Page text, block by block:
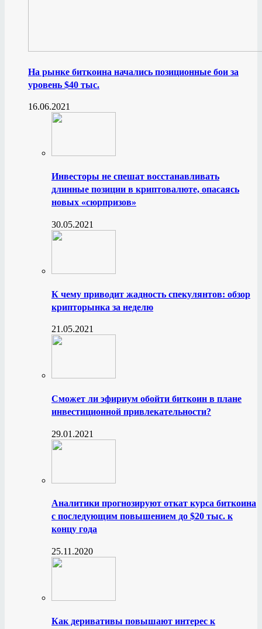
На рынке биткоина начались позиционные бои за
уровень $40 тыс.
16.06.2021
Инвесторы не спешат восстанавливать
длинные позиции в криптовалюте, опасаясь
новых «сюрпризов»
30.05.2021
К чему приводит жадность спекулянтов: обзор
крипторынка за неделю
21.05.2021
Сможет ли эфириум обойти биткоин в плане
инвестиционной привлекательности?
29.01.2021
Аналитики прогнозируют откат курса биткоина
с последующим повышением до $20 тыс. к
концу года
25.11.2020
Как деривативы повышают интерес к